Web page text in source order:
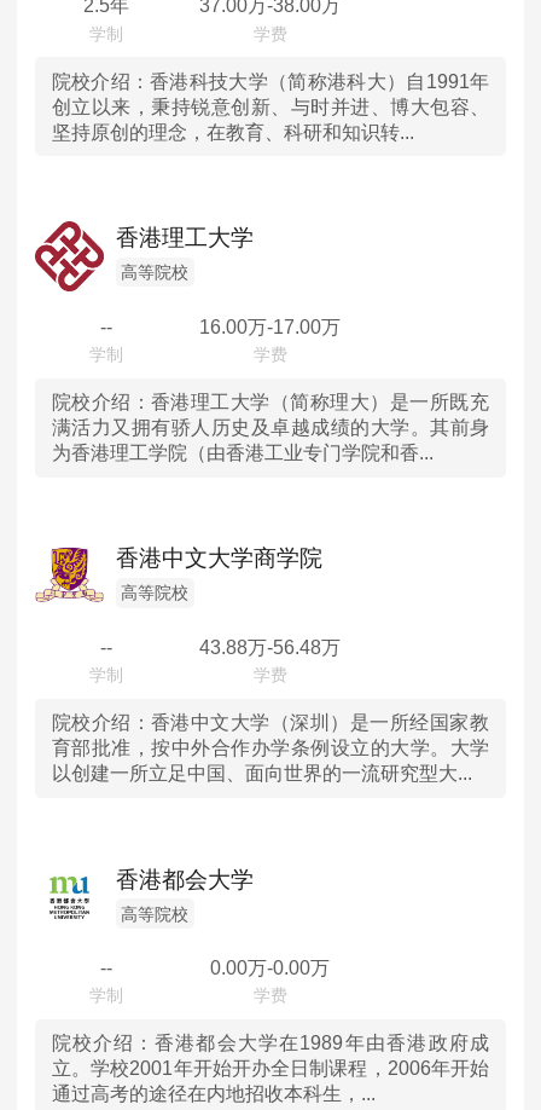
湖北
湖南
重庆
陕西
内蒙古
贵州
甘肃
青海
新疆
澳门
2.5年 37.00万-38.00万
院校介绍： 香港科技大学（简称港科大）自1991年
创立以来，秉持锐意创新、与时并进、博大包容、
坚持原创的理念，在教育、科研和知识转...
香港理工大学
高等院校
-- 16.00万-17.00万
院校介绍： 香港理工大学（简称理大）是一所既充
满活力又拥有骄人历史及卓越成绩的大学。其前身
为香港理工学院（由香港工业专门学院和香...
香港中文大学商学院
高等院校
-- 43.88万-56.48万
院校介绍： 香港中文大学（深圳）是一所经国家教
育部批准，按中外合作办学条例设立的大学。大学
以创建一所立足中国、面向世界的一流研究型大...
香港都会大学
高等院校
-- 0.00万-0.00万
院校介绍： 香港都会大学在1989年由香港政府成
立。学校2001年开始开办全日制课程，2006年开始
通过高考的途径在内地招收本科生，...